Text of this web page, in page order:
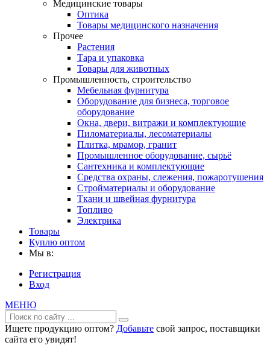
Медицинские товары
Оптика
Товары медицинского назначения
Прочее
Растения
Тара и упаковка
Товары для животных
Промышленность, строительство
Мебельная фурнитура
Оборудование для бизнеса, торговое
оборудование
Окна, двери, витражи и комплектующие
Пиломатериалы, лесоматериалы
Плитка, мрамор, гранит
Промышленное оборудование, сырьё
Сантехника и комплектующие
Средства охраны, слежения, пожаротушения
Стройматериалы и оборудование
Ткани и швейная фурнитура
Топливо
Электрика
Товары
Куплю оптом
Мы в:
Регистрация
Вход
МЕНЮ
Ищете продукцию оптом? Добавьте свой запрос, поставщики
сайта его увидят!